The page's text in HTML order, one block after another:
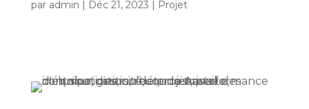
par admin | Déc 21, 2023 | Projet